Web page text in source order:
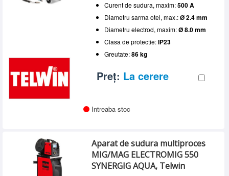
Curent de sudura, maxim:500 A
Diametru sarma otel, max.:Ø 2.4 mm
Diametru electrod, maxim:Ø 8.0 mm
Clasa de protectie:IP23
Greutate:86 kg
Preț: La cerere
Intreaba stoc
Aparat de sudura multiproces
MIG/MAG ELECTROMIG 550
SYNERGIG AQUA, Telwin